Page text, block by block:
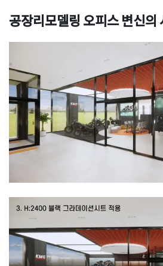
공장리모델링 오피스 변신의